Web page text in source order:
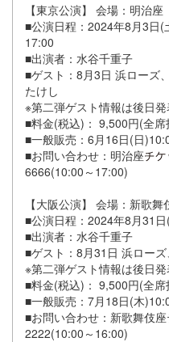
【東京公演】 会場：明治座
■公演日程：2024年8月3日
17:00
■出演者：水谷千重子
■ゲスト：8月3日 浜ローズ
たけし
※第二弾ゲスト情報は後日発
■料金(税込)： 9,500円(全席
■一般販売：6月16日(日
■お問い合わせ：明治座
6666(10:00～17:00)
【大阪公演】 会場：新歌舞
■公演日程：2024年8月31
■出演者：水谷千重子
■ゲスト：8月31日 浜ロー
※第二弾ゲスト情報は後日発
■料金(税込)： 9,500円(全席
■一般販売：7月18日(木
■お問い合わせ：新歌舞伎
2222(10:00～16:00)